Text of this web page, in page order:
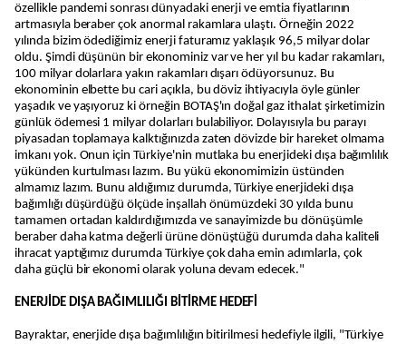
özellikle pandemi sonrası dünyadaki enerji ve emtia fiyatlarının
artmasıyla beraber çok anormal rakamlara ulaştı. Örneğin 2022
yılında bizim ödediğimiz enerji faturamız yaklaşık 96,5 milyar dolar
oldu. Şimdi düşünün bir ekonominiz var ve her yıl bu kadar rakamları,
100 milyar dolarlara yakın rakamları dışarı ödüyorsunuz. Bu
ekonominin elbette bu cari açıkla, bu döviz ihtiyacıyla öyle günler
yaşadık ve yaşıyoruz ki örneğin BOTAŞ'ın doğal gaz ithalat şirketimizin
günlük ödemesi 1 milyar dolarları bulabiliyor. Dolayısıyla bu parayı
piyasadan toplamaya kalktığınızda zaten dövizde bir hareket olmama
imkanı yok. Onun için Türkiye'nin mutlaka bu enerjideki dışa bağımlılık
yükünden kurtulması lazım. Bu yükü ekonomimizin üstünden
almamız lazım. Bunu aldığımız durumda, Türkiye enerjideki dışa
bağımlığı düşürdüğü ölçüde inşallah önümüzdeki 30 yılda bunu
tamamen ortadan kaldırdığımızda ve sanayimizde bu dönüşümle
beraber daha katma değerli ürüne dönüştüğü durumda daha kaliteli
ihracat yaptığımız durumda Türkiye çok daha emin adımlarla, çok
daha güçlü bir ekonomi olarak yoluna devam edecek."
ENERJİDE DIŞA BAĞIMLILIĞI BİTİRME HEDEFİ
Bayraktar, enerjide dışa bağımlılığın bitirilmesi hedefiyle ilgili, "Türkiye